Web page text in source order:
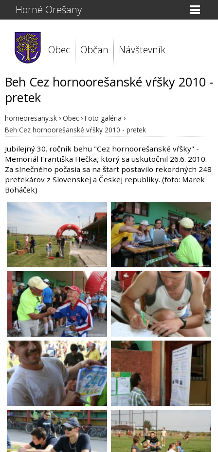
Horné Orešany
Obec Občan Návštevník
Beh Cez hornoorešanské vŕšky 2010 -
pretek
horneoresany.sk › Obec › Foto galéria ›
Beh Cez hornoorešanské vŕšky 2010 - pretek
Jubilejný 30. ročník behu "Cez hornoorešanské vŕšky" -
Memoriál Františka Hečka, ktorý sa uskutočnil 26.6. 2010.
Za slnečného počasia sa na štart postavilo rekordných 248
pretekárov z Slovenskej a Českej republiky. (foto: Marek
Boháček)